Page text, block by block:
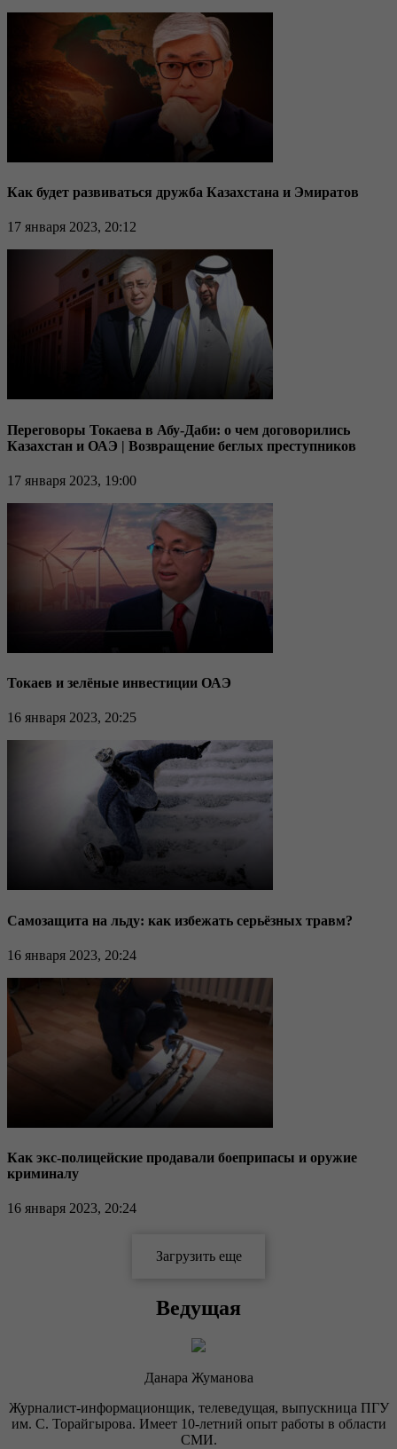
Как будет развиваться дружба Казахстана и Эмиратов
17 января 2023, 20:12
Переговоры Токаева в Абу-Даби: о чем договорились
Казахстан и ОАЭ | Возвращение беглых преступников
17 января 2023, 19:00
Токаев и зелёные инвестиции ОАЭ
16 января 2023, 20:25
Самозащита на льду: как избежать серьёзных травм?
16 января 2023, 20:24
Как экс-полицейские продавали боеприпасы и оружие
криминалу
16 января 2023, 20:24
Ведущая
Данара Жуманова
Журналист-информационщик, телеведущая, выпускница ПГУ
им. С. Торайгырова. Имеет 10-летний опыт работы в области
СМИ.